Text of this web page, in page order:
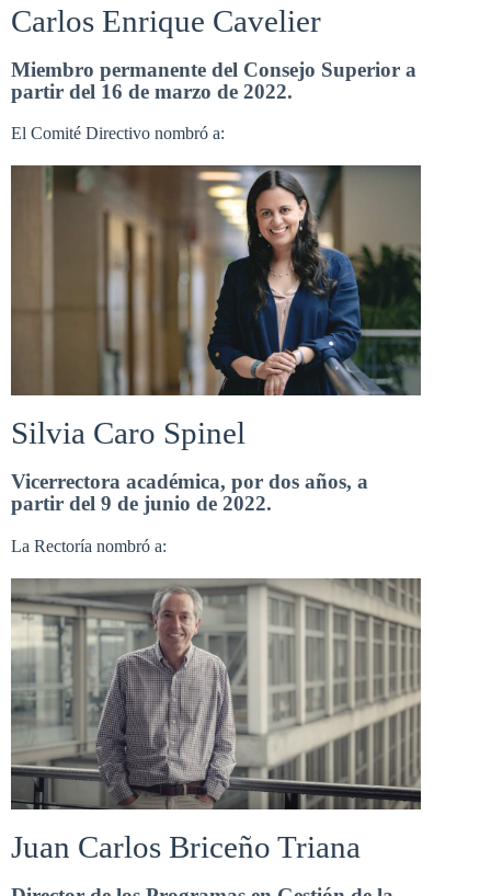
Carlos Enrique Cavelier
Miembro permanente del Consejo Superior a
partir del 16 de marzo de 2022.
El Comité Directivo nombró a:
Silvia Caro Spinel
Vicerrectora académica, por dos años, a
partir del 9 de junio de 2022.
La Rectoría nombró a:
Juan Carlos Briceño Triana